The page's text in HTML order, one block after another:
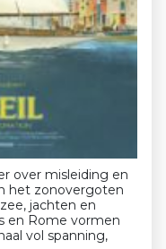
over misleiding en
het zonovergoten
jachten en
en Rome vormen
vol spanning,